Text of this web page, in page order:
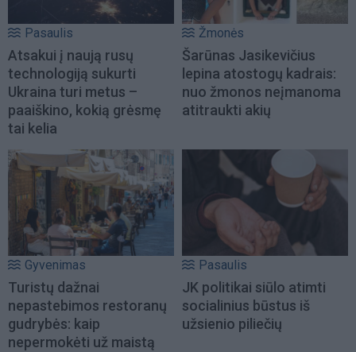
Pasaulis
Atsakui į naują rusų
technologiją sukurti
Ukraina turi metus –
paaiškino, kokią grėsmę
tai kelia
Žmonės
Šarūnas Jasikevičius
lepina atostogų kadrais:
nuo žmonos neįmanoma
atitraukti akių
Gyvenimas
Turistų dažnai
nepastebimos restoranų
gudrybės: kaip
nepermokėti už maistą
Pasaulis
JK politikai siūlo atimti
socialinius būstus iš
užsienio piliečių